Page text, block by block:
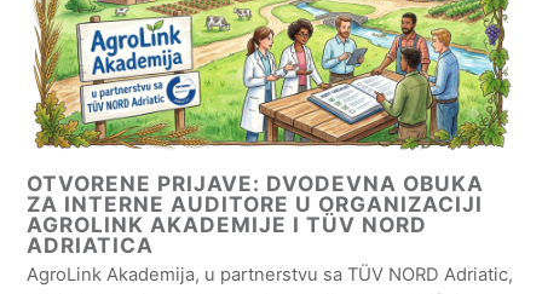
OTVORENE PRIJAVE: DVODEVNA OBUKA
ZA INTERNE AUDITORE U ORGANIZACIJI
AGROLINK AKADEMIJE I TÜV NORD
ADRIATICA
AgroLink Akademija, u partnerstvu sa TÜV NORD Adriatic,